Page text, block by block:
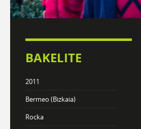
BAKELITE
2011
Bermeo (Bizkaia)
Rocka